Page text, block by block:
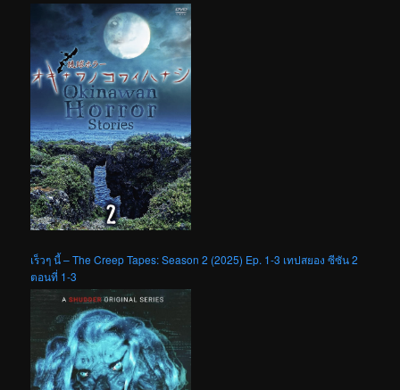
เร็วๆ นี้ – The Creep Tapes: Season 2 (2025) Ep. 1-3 เทปสยอง ซีซัน 2
ตอนที่ 1-3